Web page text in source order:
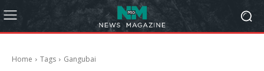
Home Tags Gangubai